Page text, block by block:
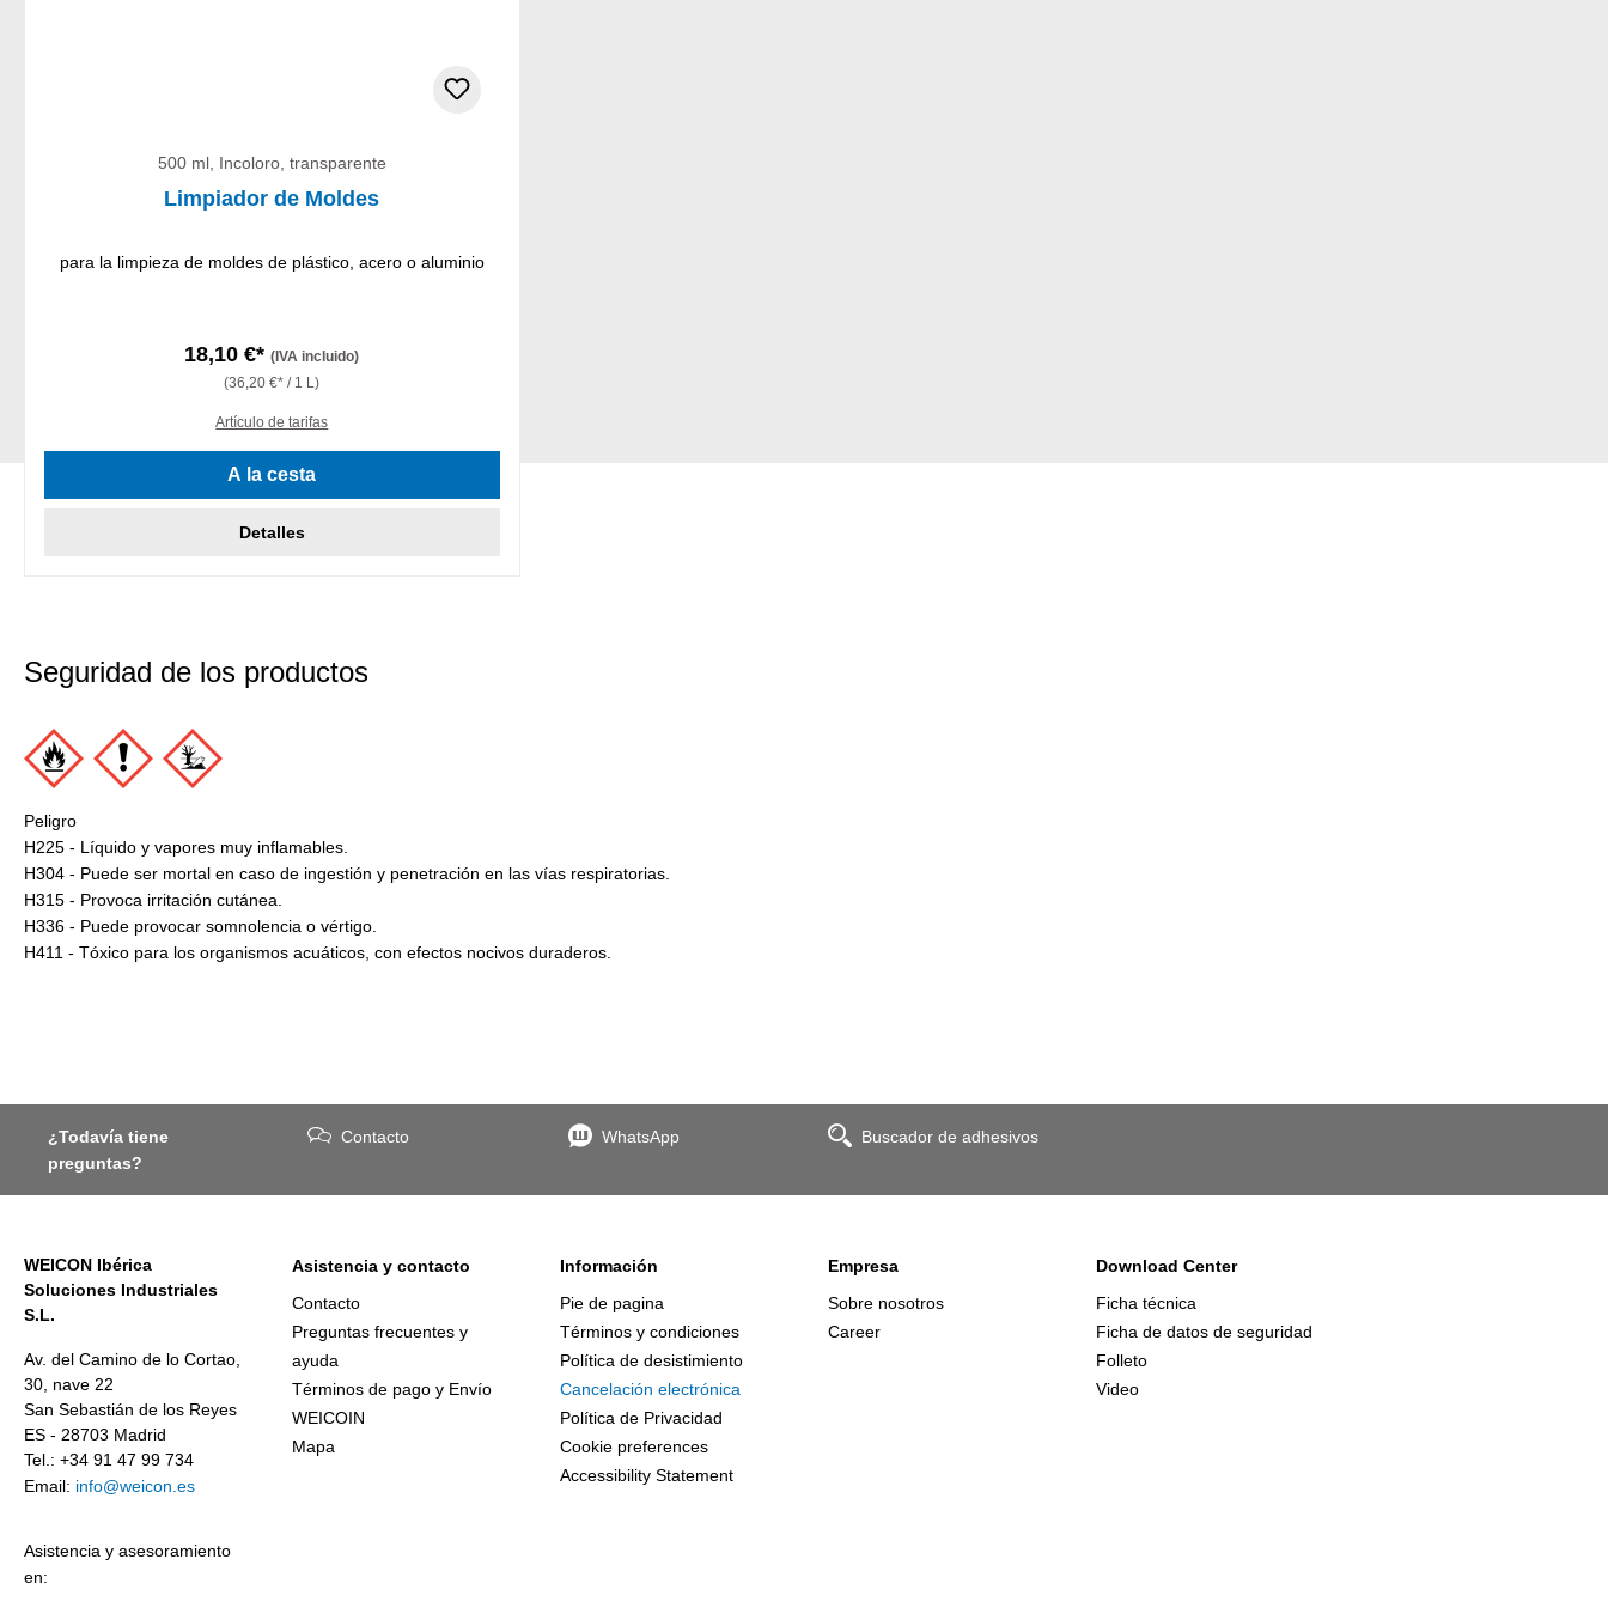
500 ml, Incoloro, transparente
Limpiador de Moldes
para la limpieza de moldes de plástico, acero o aluminio
18,10 €*(IVA incluido)
(36,20 €* / 1 L)
Artículo de tarifas
A la cesta
Detalles
Seguridad de los productos
Peligro
H225 - Líquido y vapores muy inflamables.
H304 - Puede ser mortal en caso de ingestión y penetración en las vías respiratorias.
H315 - Provoca irritación cutánea.
H336 - Puede provocar somnolencia o vértigo.
H411 - Tóxico para los organismos acuáticos, con efectos nocivos duraderos.
¿Todavía tiene
preguntas?
Contacto WhatsApp Buscador de adhesivos
WEICON Ibérica
Soluciones Industriales
S.L.
Av. del Camino de lo Cortao,
30, nave 22
San Sebastián de los Reyes
ES - 28703 Madrid
Tel.: +34 91 47 99 734
Email: info@weicon.es
Asistencia y asesoramiento
en:
Asistencia y contacto
Contacto
Preguntas frecuentes y
ayuda
Términos de pago y Envío
WEICOIN
Mapa
Información
Pie de pagina
Términos y condiciones
Política de desistimiento
Cancelación electrónica
Política de Privacidad
Cookie preferences
Accessibility Statement
Empresa
Sobre nosotros
Career
Download Center
Ficha técnica
Ficha de datos de seguridad
Folleto
Video